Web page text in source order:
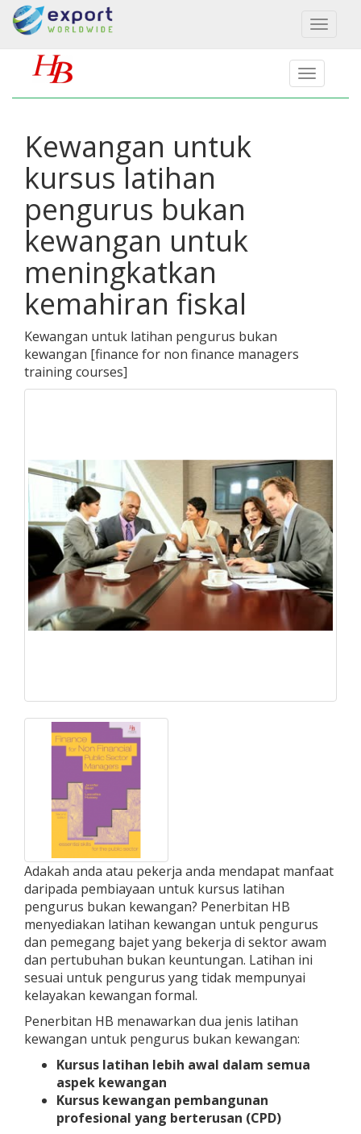
Toggle
Kewangan untuk
kursus latihan
pengurus bukan
kewangan untuk
meningkatkan
kemahiran fiskal
Kewangan untuk latihan pengurus bukan
kewangan [finance for non finance managers
training courses]
Adakah anda atau pekerja anda mendapat manfaat
daripada pembiayaan untuk kursus latihan
pengurus bukan kewangan? Penerbitan HB
menyediakan latihan kewangan untuk pengurus
dan pemegang bajet yang bekerja di sektor awam
dan pertubuhan bukan keuntungan. Latihan ini
sesuai untuk pengurus yang tidak mempunyai
kelayakan kewangan formal.
Penerbitan HB menawarkan dua jenis latihan
kewangan untuk pengurus bukan kewangan:
Kursus latihan lebih awal dalam semua
aspek kewangan
Kursus kewangan pembangunan
profesional yang berterusan (CPD)